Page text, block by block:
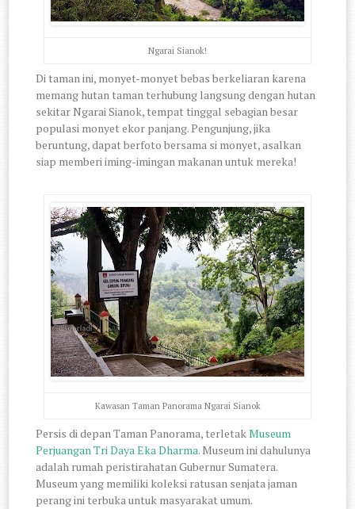
Ngarai Sianok!
Di taman ini, monyet-monyet bebas berkeliaran karena
memang hutan taman terhubung langsung dengan hutan
sekitar Ngarai Sianok, tempat tinggal sebagian besar
populasi monyet ekor panjang. Pengunjung, jika
beruntung, dapat berfoto bersama si monyet, asalkan
siap memberi iming-imingan makanan untuk mereka!
Kawasan Taman Panorama Ngarai Sianok
Persis di depan Taman Panorama, terletakMuseum
Perjuangan Tri Daya Eka Dharma. Museum ini dahulunya
adalah rumah peristirahatan Gubernur Sumatera.
Museum yang memiliki koleksi ratusan senjata jaman
perang ini terbuka untuk masyarakat umum.